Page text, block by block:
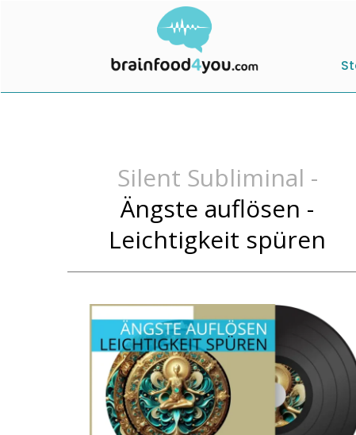
Silent Subliminal -
Ängste auflösen -
Leichtigkeit spüren